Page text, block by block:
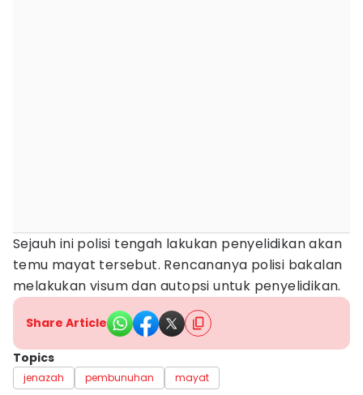
Sejauh ini polisi tengah lakukan penyelidikan akan
temu mayat tersebut. Rencananya polisi bakalan
melakukan visum dan autopsi untuk penyelidikan.
Share Article
Topics
jenazah pembunuhan mayat